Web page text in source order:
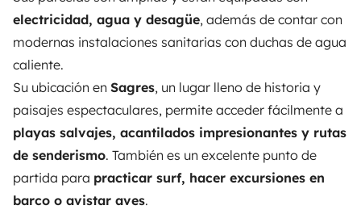
electricidad, agua y desagüe, además de contar con
modernas instalaciones sanitarias con duchas de agua
caliente.
Su ubicación en Sagres, un lugar lleno de historia y
paisajes espectaculares, permite acceder fácilmente a
playas salvajes, acantilados impresionantes y rutas
de senderismo. También es un excelente punto de
partida para practicar surf, hacer excursiones en
barco o avistar aves.